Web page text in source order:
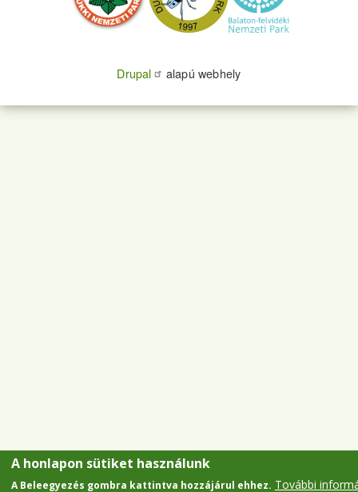
Drupal alapú webhely
A honlapon sütiket használunk
A Beleegyezés gombra kattintva hozzájárul ehhez. További